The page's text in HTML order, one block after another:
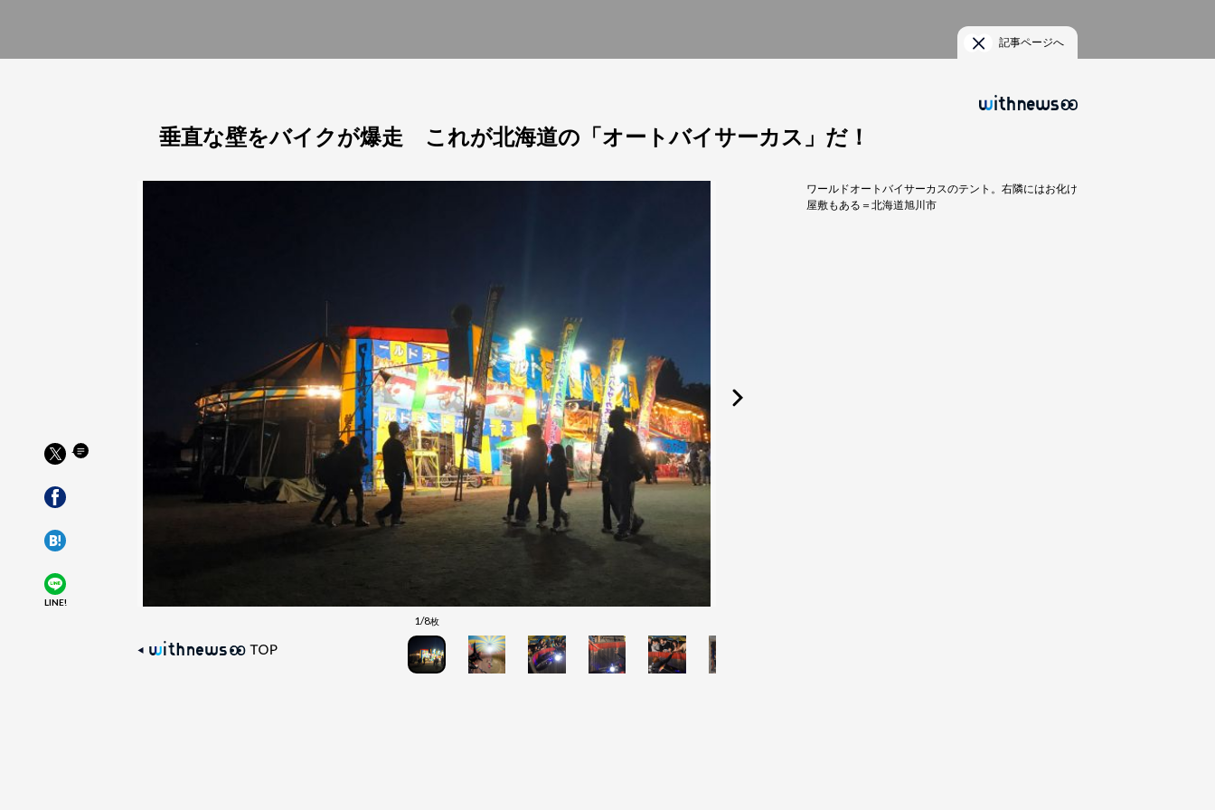
LINE!
記事ページへ
垂直な壁をバイクが爆走 これが北海道の「オートバイサーカス」だ！
1/8枚
ワールドオートバイサーカスのテント。右隣にはお化け
屋敷もある＝北海道旭川市